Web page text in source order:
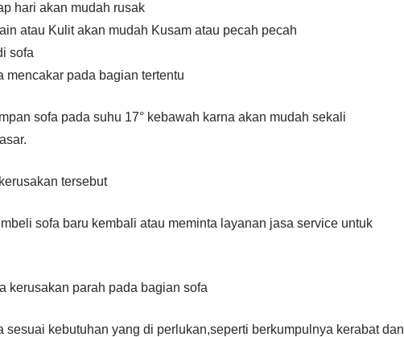
hari akan mudah rusak
atau Kulit akan mudah Kusam atau pecah pecah
sofa
pada bagian tertentu
sofa pada suhu 17° kebawah karna akan mudah sekali
tersebut
sofa baru kembali atau meminta layanan jasa service untuk
kerusakan parah pada bagian sofa
kebutuhan yang di perlukan,seperti berkumpulnya kerabat dan